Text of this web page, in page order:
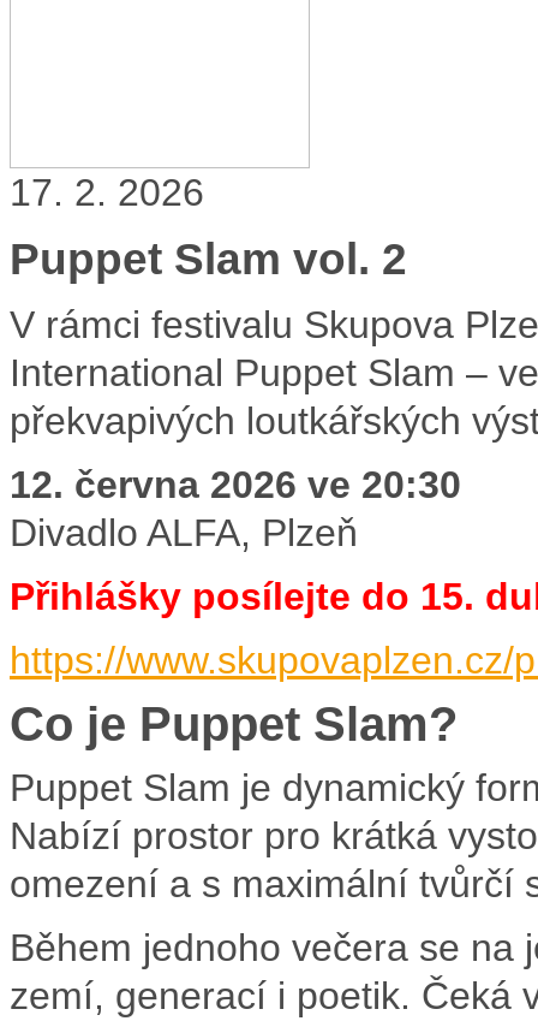
17. 2. 2026
Puppet Slam vol. 2
V rámci festivalu Skupova
International Puppet Slam –
překvapivých loutkářských
12. června 2026 ve 20:30
Divadlo ALFA, Plzeň
Přihlášky posílejte do 15.
https://www.skupovaplzen.cz/
Co je Puppet Slam?
Puppet Slam je dynamický
Nabízí prostor pro krátká
omezení a s maximální tvůrčí
Během jednoho večera se na
zemí, generací i poetik. Čeká